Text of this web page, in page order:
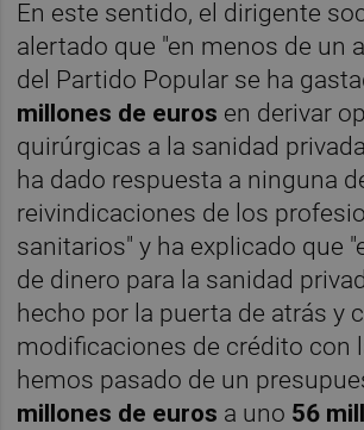
En este sentido, el dirigente
alertado que "en menos de un
del Partido Popular se ha
millones de euros en derivar
quirúrgicas a la sanidad
ha dado respuesta a ninguna
reivindicaciones de los
sanitarios" y ha explicado que
de dinero para la sanidad
hecho por la puerta de atrás y
modificaciones de crédito con
hemos pasado de un
millones de euros a uno 56